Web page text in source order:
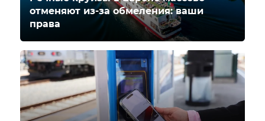
отменяют из-за обмеления: ваши
права